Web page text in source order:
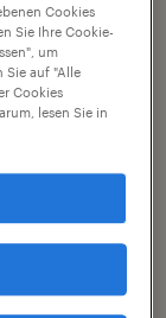
Cookies
Sie Ihre Cookie-
um
Sie auf "Alle
Cookies
lesen Sie in